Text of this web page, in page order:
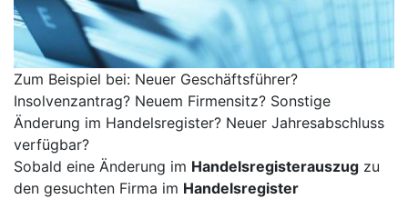
Zum Beispiel bei: Neuer Geschäftsführer?
Insolvenzantrag? Neuem Firmensitz? Sonstige
Änderung im Handelsregister? Neuer Jahresabschluss
verfügbar?
Sobald eine Änderung im Handelsregisterauszug zu
den gesuchten Firma im Handelsregister